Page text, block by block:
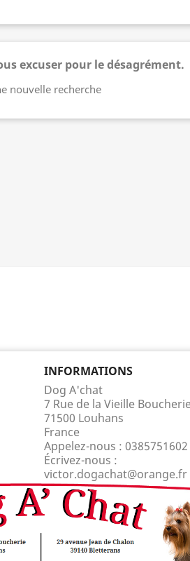
excuser pour le désagrément.
nouvelle recherche
INFORMATIONS
Dog A'chat
7 Rue de la Vieille
71500 Louhans
France
Appelez-nous : 0385751602
Écrivez-nous :
victor.dogachat@orange.fr